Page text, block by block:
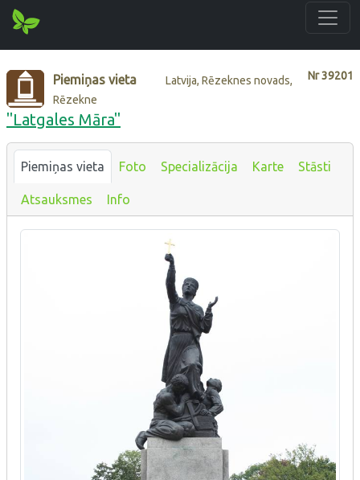
Nr39201
Piemiņas vieta
Latvija, Rēzeknes novads,
Rēzekne
"Latgales Māra"
Piemiņas vieta Foto Specializācija Karte Stāsti
Atsauksmes Info